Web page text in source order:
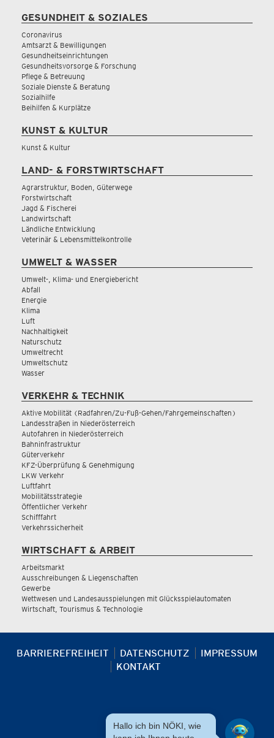
GESUNDHEIT & SOZIALES
Coronavirus
Amtsarzt & Bewilligungen
Gesundheitseinrichtungen
Gesundheitsvorsorge & Forschung
Pflege & Betreuung
Soziale Dienste & Beratung
Sozialhilfe
Beihilfen & Kurplätze
KUNST & KULTUR
Kunst & Kultur
LAND- & FORSTWIRTSCHAFT
Agrarstruktur, Boden, Güterwege
Forstwirtschaft
Jagd & Fischerei
Landwirtschaft
Ländliche Entwicklung
Veterinär & Lebensmittelkontrolle
UMWELT & WASSER
Umwelt-, Klima- und Energiebericht
Abfall
Energie
Klima
Luft
Nachhaltigkeit
Naturschutz
Umweltrecht
Umweltschutz
Wasser
VERKEHR & TECHNIK
Aktive Mobilität (Radfahren/Zu-Fuß-Gehen/Fahrgemeinschaften)
Landesstraßen in Niederösterreich
Autofahren in Niederösterreich
Bahninfrastruktur
Güterverkehr
KFZ-Überprüfung & Genehmigung
LKW Verkehr
Luftfahrt
Mobilitätsstrategie
Öffentlicher Verkehr
Schifffahrt
Verkehrssicherheit
WIRTSCHAFT & ARBEIT
Arbeitsmarkt
Ausschreibungen & Liegenschaften
Gewerbe
Wettwesen und Landesausspielungen mit Glücksspielautomaten
Wirtschaft, Tourismus & Technologie
BARRIEREFREIHEIT DATENSCHUTZ
IMPRESSUM
KONTAKT
Hallo ich bin NÖKI, wie